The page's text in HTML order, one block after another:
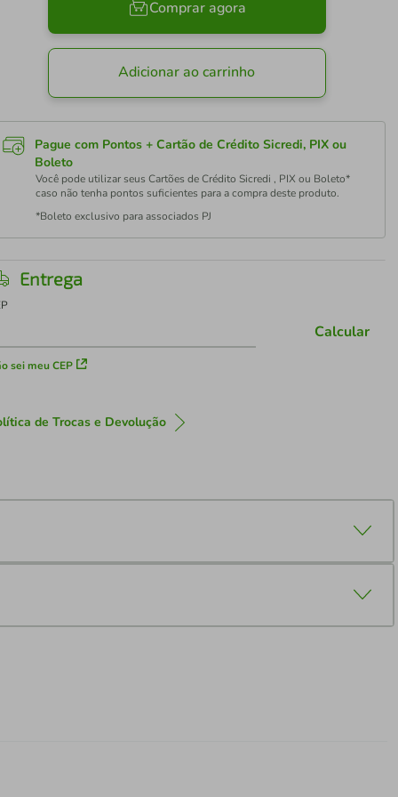
Comprar agora
Adicionar ao carrinho
Pague com Pontos + Cartão de Crédito Sicredi, PIX ou
Boleto
Você pode utilizar seus Cartões de Crédito Sicredi , PIX ou Boleto*
caso não tenha pontos suficientes para a compra deste produto.
*Boleto exclusivo para associados PJ
Entrega
sei meu CEP
Calcular
de Trocas e Devolução